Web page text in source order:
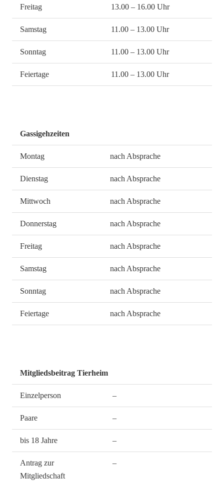
Freitag 13.00 – 16.00 Uhr
Samstag 11.00 – 13.00 Uhr
Sonntag 11.00 – 13.00 Uhr
Feiertage 11.00 – 13.00 Uhr
Gassigehzeiten
Montag nach Absprache
Dienstag nach Absprache
Mittwoch nach Absprache
Donnerstag nach Absprache
Freitag nach Absprache
Samstag nach Absprache
Sonntag nach Absprache
Feiertage nach Absprache
Mitgliedsbeitrag Tierheim
Einzelperson –
Paare –
bis 18 Jahre –
Antrag zur
Mitgliedschaft
–